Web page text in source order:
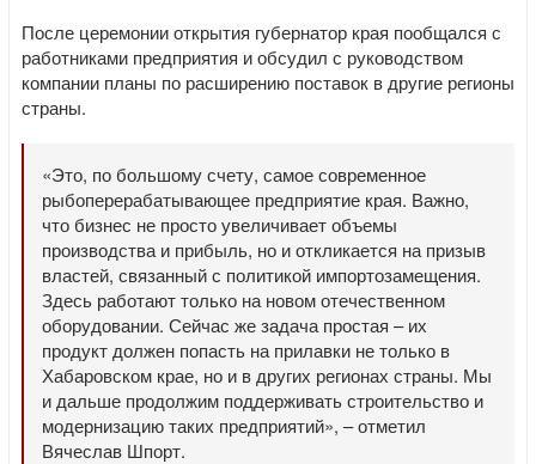
После церемонии открытия губернатор края пообщался с
работниками предприятия и обсудил с руководством
компании планы по расширению поставок в другие регионы
страны.
«Это, по большому счету, самое современное
рыбоперерабатывающее предприятие края. Важно,
что бизнес не просто увеличивает объемы
производства и прибыль, но и откликается на призыв
властей, связанный с политикой импортозамещения.
Здесь работают только на новом отечественном
оборудовании. Сейчас же задача простая – их
продукт должен попасть на прилавки не только в
Хабаровском крае, но и в других регионах страны. Мы
и дальше продолжим поддерживать строительство и
модернизацию таких предприятий», – отметил
Вячеслав Шпорт.